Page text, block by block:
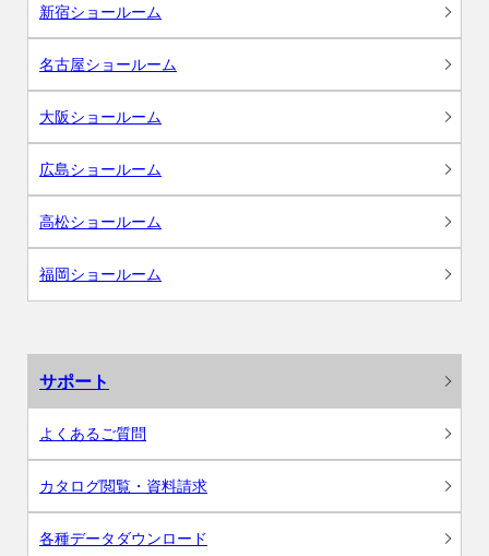
新宿ショールーム
名古屋ショールーム
大阪ショールーム
広島ショールーム
高松ショールーム
福岡ショールーム
サポート
よくあるご質問
カタログ閲覧・資料請求
各種データダウンロード